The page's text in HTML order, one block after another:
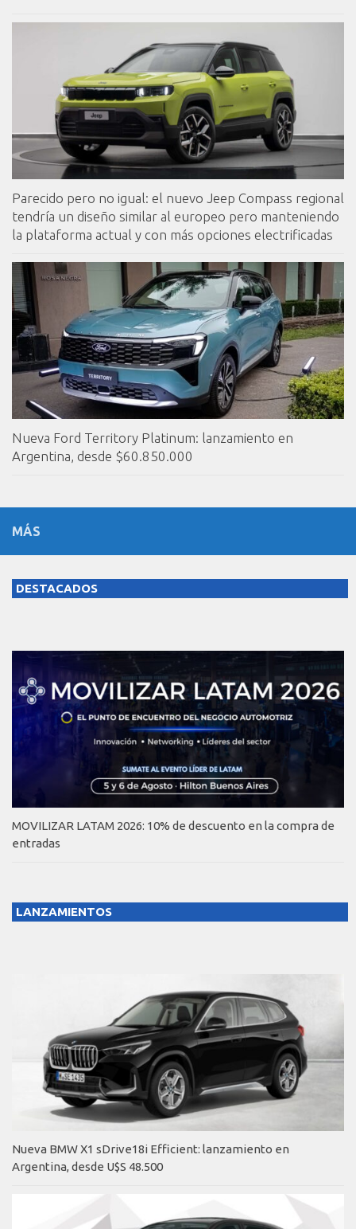
Parecido pero no igual: el nuevo Jeep Compass regional
tendría un diseño similar al europeo pero manteniendo
la plataforma actual y con más opciones electrificadas
Nueva Ford Territory Platinum: lanzamiento en
Argentina, desde $60.850.000
MÁS
DESTACADOS
MOVILIZAR LATAM 2026: 10% de descuento en la compra de
entradas
LANZAMIENTOS
Nueva BMW X1 sDrive18i Efficient: lanzamiento en
Argentina, desde U$S 48.500